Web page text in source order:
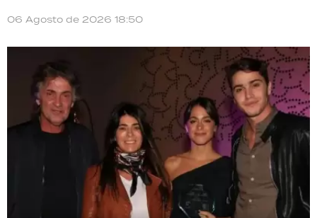
06 Agosto de 2026 18:50